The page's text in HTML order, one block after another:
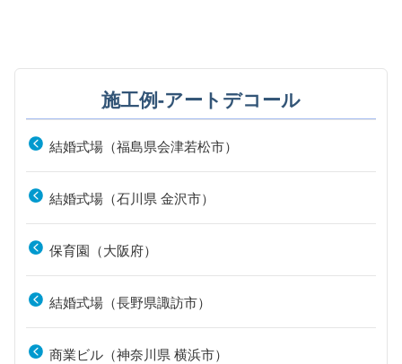
施工例-アートデコール
結婚式場（福島県会津若松市）
結婚式場（石川県 金沢市）
保育園（大阪府）
結婚式場（長野県諏訪市）
商業ビル（神奈川県 横浜市）